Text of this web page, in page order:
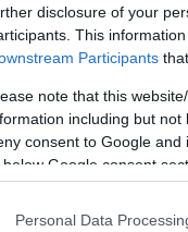
disclosure of your
This
Participants
note that this
including but
consent to Google
below Google consent
Personal Data